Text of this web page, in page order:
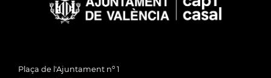
Plaça de l'Ajuntament nº 1